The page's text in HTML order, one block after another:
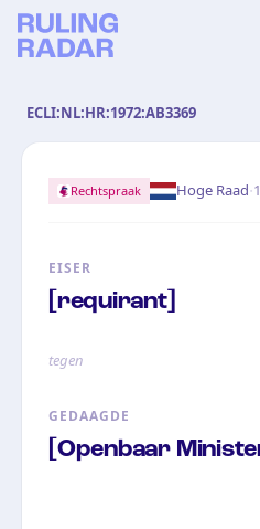
ECLI:NL:HR:1972:AB3369
Rechtspraak Hoge Raad·
EISER
[requirant]
tegen
GEDAAGDE
[Openbaar